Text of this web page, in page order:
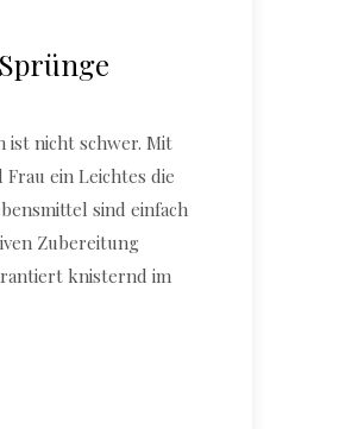
ist nicht schwer. Mit
ein Leichtes die
sind einfach
Zubereitung
knisternd im